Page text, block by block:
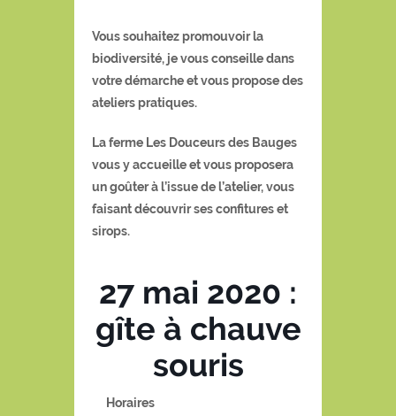
Vous souhaitez promouvoir la
biodiversité, je vous conseille dans
votre démarche et vous propose des
ateliers pratiques.
La ferme Les Douceurs des Bauges
vous y accueille et vous proposera
un goûter à l’issue de l’atelier, vous
faisant découvrir ses confitures et
sirops.
27 mai 2020 :
gîte à chauve
souris
Horaires